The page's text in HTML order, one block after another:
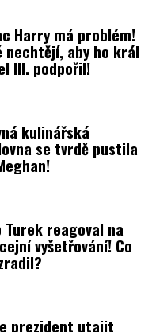
Harry má problém!
nechtějí, aby ho král
III. podpořil!
kulinářská
se tvrdě pustila
Turek reagoval na
vyšetřování! Co
prezident utajit